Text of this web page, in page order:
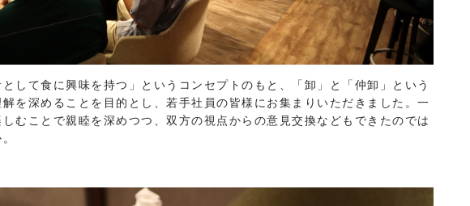
として食に興味を持つ」というコンセプトのもと、「卸」と「仲卸」という
を深めることを目的とし、若手社員の皆様にお集まりいただきました。一
むことで親睦を深めつつ、双方の視点からの意見交換などもできたのでは